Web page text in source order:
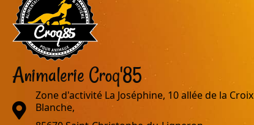
Animalerie Croq'85
adresse
Zone d'activité La Joséphine, 10 allée de la Croix
Blanche,